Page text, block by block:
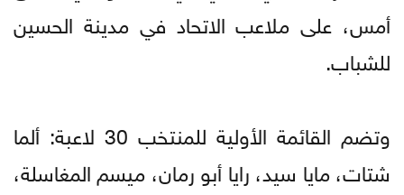
أمس، على ملاعب الاتحاد في مدينة الحسين
للشباب.
‏‎وتضم القائمة الأولية للمنتخب 30 لاعبة: ألما
شتات، مايا سيد، رايا أبو رمان، ميسم المغاسلة،